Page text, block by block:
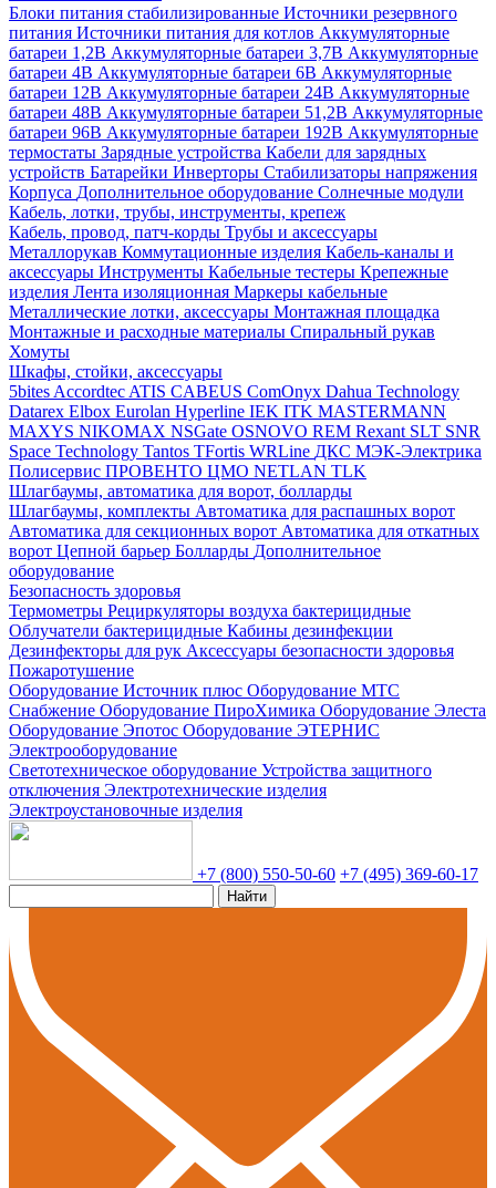
Блоки питания стабилизированные Источники резервного
питания Источники питания для котлов Аккумуляторные
батареи 1,2В Аккумуляторные батареи 3,7В Аккумуляторные
батареи 4В Аккумуляторные батареи 6В Аккумуляторные
батареи 12В Аккумуляторные батареи 24В Аккумуляторные
батареи 48В Аккумуляторные батареи 51,2В Аккумуляторные
батареи 96В Аккумуляторные батареи 192В Аккумуляторные
термостаты Зарядные устройства Кабели для зарядных
устройств Батарейки Инверторы Стабилизаторы напряжения
Корпуса Дополнительное оборудование Солнечные модули
Кабель, лотки, трубы, инструменты, крепеж
Кабель, провод, патч-корды Трубы и аксессуары
Металлорукав Коммутационные изделия Кабель-каналы и
аксессуары Инструменты Кабельные тестеры Крепежные
изделия Лента изоляционная Маркеры кабельные
Металлические лотки, аксессуары Монтажная площадка
Монтажные и расходные материалы Спиральный рукав
Хомуты
Шкафы, стойки, аксессуары
5bites Accordtec ATIS CABEUS ComOnyx Dahua Technology
Datarex Elbox Eurolan Hyperline IEK ITK MASTERMANN
MAXYS NIKOMAX NSGate OSNOVO REM Rexant SLT SNR
Space Technology Tantos TFortis WRLine ДКС МЭК-Электрика
Полисервис ПРОВЕНТО ЦМО NETLAN TLK
Шлагбаумы, автоматика для ворот, болларды
Шлагбаумы, комплекты Автоматика для распашных ворот
Автоматика для секционных ворот Автоматика для откатных
ворот Цепной барьер Болларды Дополнительное
оборудование
Безопасность здоровья
Термометры Рециркуляторы воздуха бактерицидные
Облучатели бактерицидные Кабины дезинфекции
Дезинфекторы для рук Аксессуары безопасности здоровья
Пожаротушение
Оборудование Источник плюс Оборудование МТС
Снабжение Оборудование ПироХимика Оборудование Элеста
Оборудование Эпотос Оборудование ЭТЕРНИС
Электрооборудование
Светотехническое оборудование Устройства защитного
отключения Электротехнические изделия
Электроустановочные изделия
+7 (800) 550-50-60 +7 (495) 369-60-17
Найти